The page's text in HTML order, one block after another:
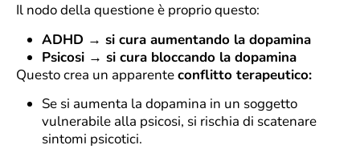
Il nodo della questione è proprio questo:
ADHD → si cura aumentando la dopamina
Psicosi → si cura bloccando la dopamina
Questo crea un apparenteconflitto terapeutico:
Se si aumenta la dopamina in un soggetto
vulnerabile alla psicosi, si rischia di scatenare
sintomi psicotici.